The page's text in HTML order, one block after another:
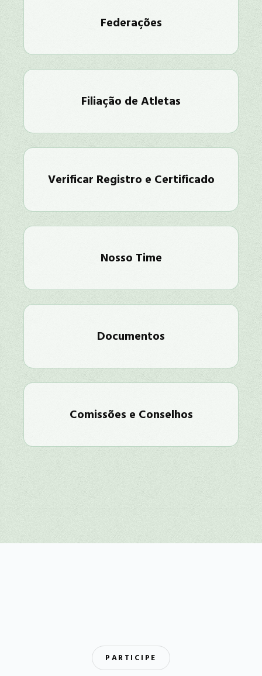
Federações
Filiação de Atletas
Verificar Registro e Certificado
Nosso Time
Documentos
Comissões e Conselhos
PARTICIPE